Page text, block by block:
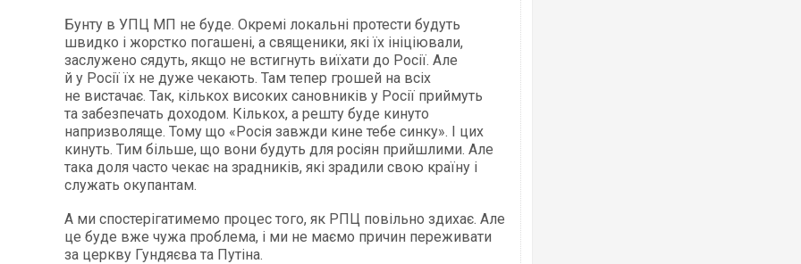
Бунту в УПЦ МП не буде. Окремі локальні протести будуть
швидко і жорстко погашені, а священики, які їх ініціювали,
заслужено сядуть, якщо не встигнуть виїхати до Росії. Але
й у Росії їх не дуже чекають. Там тепер грошей на всіх
не вистачає. Так, кількох високих сановників у Росії приймуть
та забезпечать доходом. Кількох, а решту буде кинуто
напризволяще. Тому що «Росія завжди кине тебе синку». І цих
кинуть. Тим більше, що вони будуть для росіян прийшлими. Але
така доля часто чекає на зрадників, які зрадили свою країну і
служать окупантам.
А ми спостерігатимемо процес того, як РПЦ повільно здихає. Але
це буде вже чужа проблема, і ми не маємо причин переживати
за церкву Гундяєва та Путіна.